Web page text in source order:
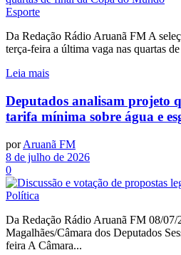
Esporte
Da Redação Rádio Aruanã FM A
terça-feira a última vaga nas quartas
Leia mais
Deputados analisam projeto
tarifa mínima sobre água e
por Aruanã FM
8 de julho de 2026
0
Política
Da Redação Rádio Aruanã FM 08/
Magalhães/Câmara dos Deputados
feira A Câmara...